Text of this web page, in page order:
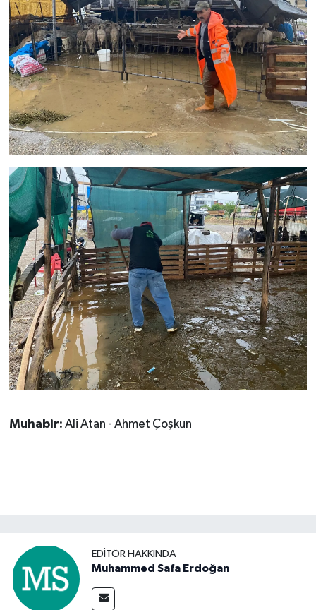
Muhabir: Ali Atan - Ahmet Çoşkun
EDITÖR HAKKINDA
Muhammed Safa Erdoğan